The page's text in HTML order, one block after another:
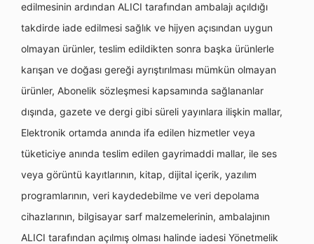
edilmesinin ardından ALICI tarafından ambalajı açıldığı
takdirde iade edilmesi sağlık ve hijyen açısından uygun
olmayan ürünler, teslim edildikten sonra başka ürünlerle
karışan ve doğası gereği ayrıştırılması mümkün olmayan
ürünler, Abonelik sözleşmesi kapsamında sağlananlar
dışında, gazete ve dergi gibi süreli yayınlara ilişkin mallar,
Elektronik ortamda anında ifa edilen hizmetler veya
tüketiciye anında teslim edilen gayrimaddi mallar, ile ses
veya görüntü kayıtlarının, kitap, dijital içerik, yazılım
programlarının, veri kaydedebilme ve veri depolama
cihazlarının, bilgisayar sarf malzemelerinin, ambalajının
ALICI tarafından açılmış olması halinde iadesi Yönetmelik